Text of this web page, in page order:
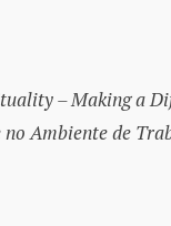
– Making a
Ambiente de